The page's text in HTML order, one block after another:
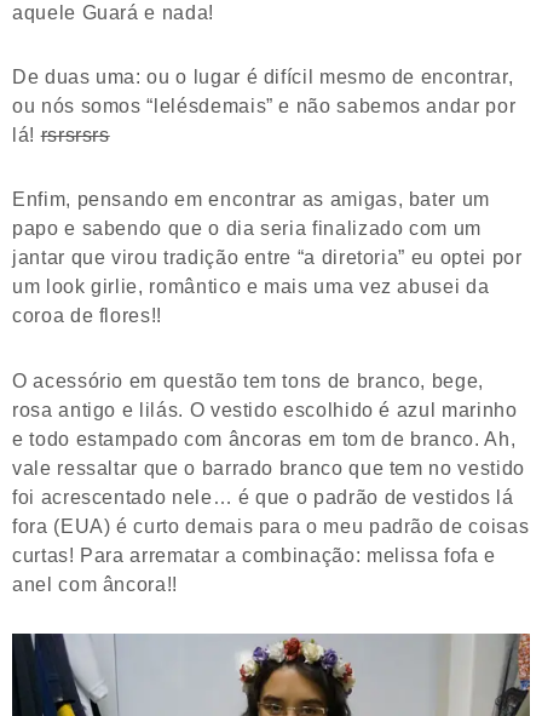
aquele Guará e nada!
De duas uma: ou o lugar é difícil mesmo de encontrar,
ou nós somos “lelésdemais” e não sabemos andar por
lá!rsrsrsrs
Enfim, pensando em encontrar as amigas, bater um
papo e sabendo que o dia seria finalizado com um
jantar que virou tradição entre “a diretoria” eu optei por
um look girlie, romântico e mais uma vez abusei da
coroa de flores!!
O acessório em questão tem tons de branco, bege,
rosa antigo e lilás. O vestido escolhido é azul marinho
e todo estampado com âncoras em tom de branco. Ah,
vale ressaltar que o barrado branco que tem no vestido
foi acrescentado nele… é que o padrão de vestidos lá
fora (EUA) é curto demais para o meu padrão de coisas
curtas! Para arrematar a combinação: melissa fofa e
anel com âncora!!